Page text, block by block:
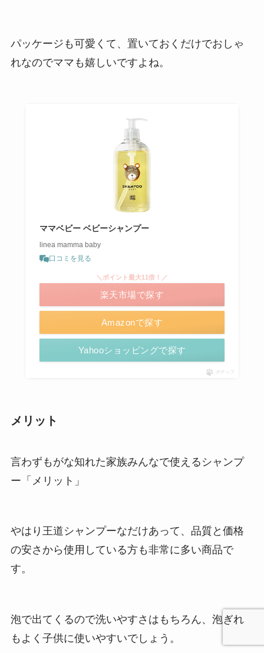
パッケージも可愛くて、置いておくだけでおしゃ
れなのでママも嬉しいですよね。
ママベビー ベビーシャンプー
linea mamma baby
口コミを見る
Amazonで探す
＼ポイント最大11倍！／
楽天市場で探す
Yahooショッピングで探す
ポチップ
メリット
言わずもがな知れた家族みんなで使えるシャンプ
ー「メリット」
やはり王道シャンプーなだけあって、品質と価格
の安さから使用している方も非常に多い商品で
す。
泡で出てくるので洗いやすさはもちろん、泡ぎれ
もよく子供に使いやすいでしょう。